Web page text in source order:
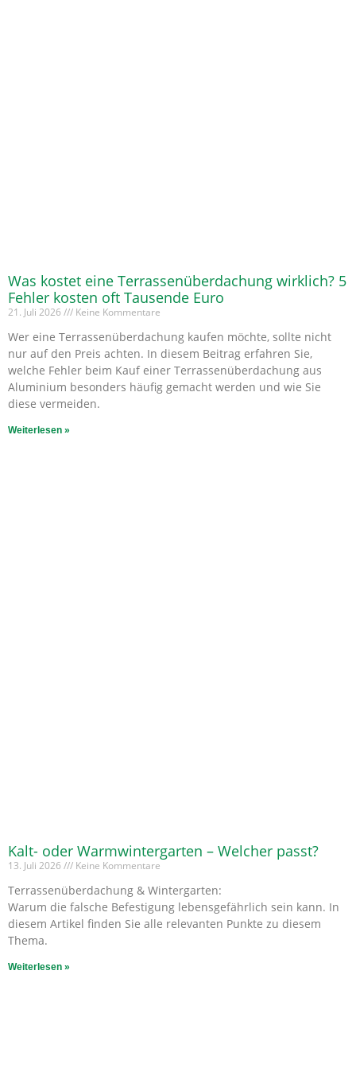
Was kostet eine Terrassenüberdachung wirklich? 5
Fehler kosten oft Tausende Euro
21. Juli 2026 Keine Kommentare
Wer eine Terrassenüberdachung kaufen möchte, sollte nicht
nur auf den Preis achten. In diesem Beitrag erfahren Sie,
welche Fehler beim Kauf einer Terrassenüberdachung aus
Aluminium besonders häufig gemacht werden und wie Sie
diese vermeiden.
Weiterlesen »
Kalt- oder Warmwintergarten – Welcher passt?
13. Juli 2026 Keine Kommentare
Terrassenüberdachung & Wintergarten:
Warum die falsche Befestigung lebensgefährlich sein kann. In
diesem Artikel finden Sie alle relevanten Punkte zu diesem
Thema.
Weiterlesen »